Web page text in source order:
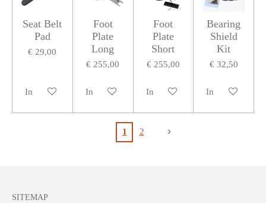
Seat Belt
Pad
€ 29,00
In winkelwagen
Foot
Plate
Long
€ 255,00
In winkelwagen
Foot
Plate
Short
€ 255,00
In winkelwagen
Bearing
Shield
Kit
€ 32,50
In winkelwagen
1 2
SITEMAP